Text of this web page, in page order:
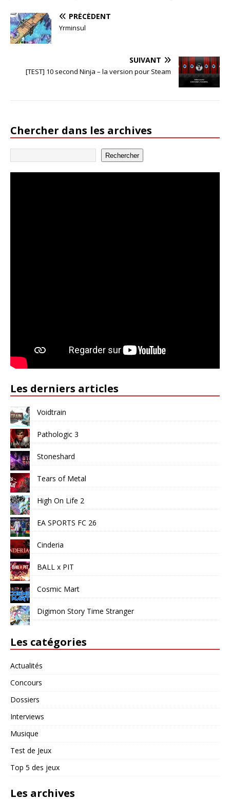
PRÉCÉDENT
Yrminsul
SUIVANT
[TEST] 10 second Ninja – la version pour Steam
Chercher dans les archives
Rechercher
Les derniers articles
Voidtrain
Pathologic 3
Stoneshard
Tears of Metal
High On Life 2
EA SPORTS FC 26
Cinderia
BALL x PIT
Cosmic Mart
Digimon Story Time Stranger
Les catégories
Actualités
Concours
Dossiers
Interviews
Musique
Test de Jeux
Top 5 des jeux
Les archives